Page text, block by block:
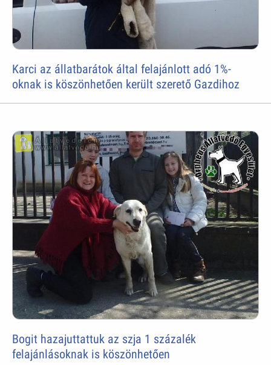
Karci az állatbarátok által felajánlott adó 1%-
oknak is köszönhetően került szerető Gazdihoz
Bogit hazajuttattuk az szja 1 százalék
felajánlásoknak is köszönhetően